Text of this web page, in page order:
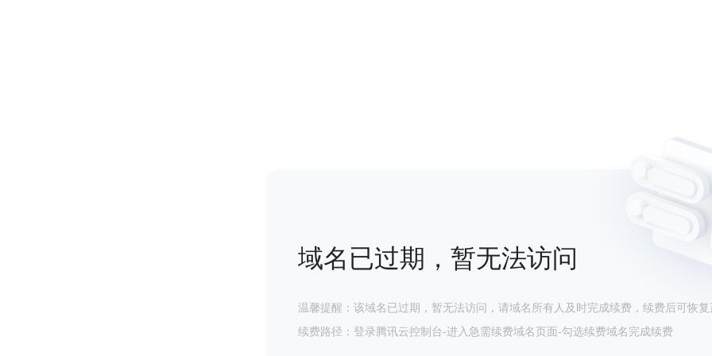
域名已过期，暂无法访问
温馨提醒：该域名已过期，暂无法访问，请域名所有人及时完成续费，续费后可恢复
续费路径：登录腾讯云控制台-进入急需续费域名页面-勾选续费域名完成续费